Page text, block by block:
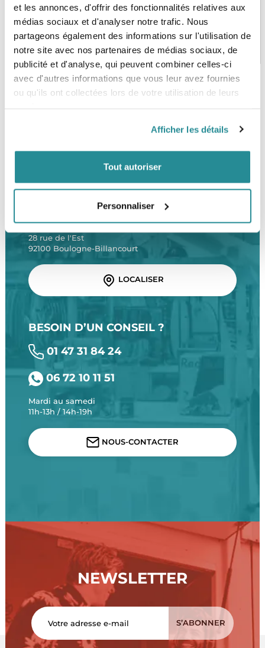
et les annonces, d'offrir des fonctionnalités relatives aux
médias sociaux et d'analyser notre trafic. Nous
partageons également des informations sur l'utilisation de
notre site avec nos partenaires de médias sociaux, de
publicité et d'analyse, qui peuvent combiner celles-ci
avec d'autres informations que vous leur avez fournies
ou qu'ils ont collectées lors de votre utilisation de leurs
Afficher les détails
Tout autoriser
Personnaliser
PAIEMENT SÉCURISÉ
CB, VISA, Mastercard, ALMA
STOCK EN TEMPS RÉEL
Plus de 5000 produits en stock
28 rue de l'Est
92100 Boulogne-Billancourt
LOCALISER
BESOIN D’UN CONSEIL ?
01 47 31 84 24
06 72 10 11 51
Mardi au samedi
11h-13h / 14h-19h
NOUS-CONTACTER
NEWSLETTER